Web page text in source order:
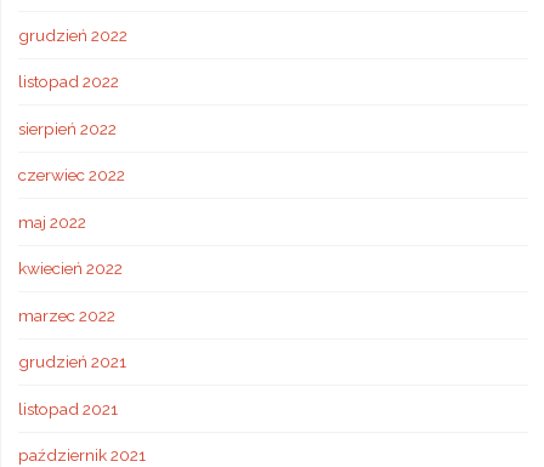
grudzień 2022
listopad 2022
sierpień 2022
czerwiec 2022
maj 2022
kwiecień 2022
marzec 2022
grudzień 2021
listopad 2021
październik 2021